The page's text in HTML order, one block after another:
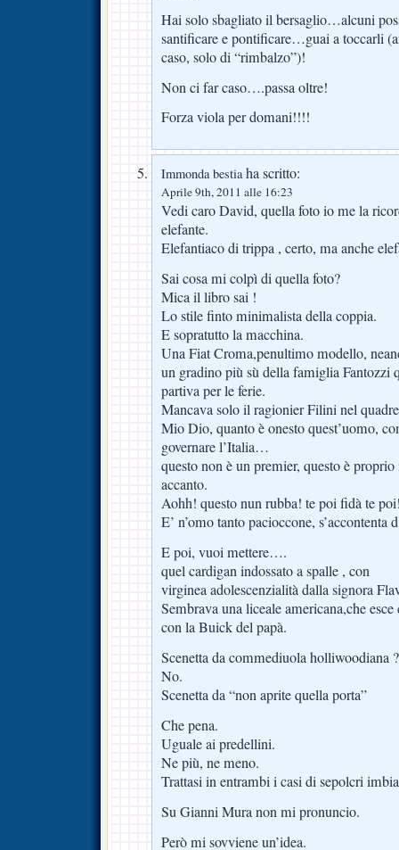
Hai solo sbagliato il bersaglio…alcuni
santificare e pontificare…guai a toccarli
caso, solo di “rimbalzo”)!
Non ci far caso….passa oltre!
Forza viola per domani!!!!
Immonda bestiaha scritto:
Aprile 9th, 2011 alle 16:23
Vedi caro David, quella foto io me la
elefante.
Elefantiaco di trippa , certo, ma anche
Sai cosa mi colpì di quella foto?
Mica il libro sai !
Lo stile finto minimalista della coppia.
E sopratutto la macchina.
Una Fiat Croma,penultimo modello,
un gradino più sù della famiglia Fantozzi
partiva per le ferie.
Mancava solo il ragionier Filini nel
Mio Dio, quanto è onesto quest’uomo,
governare l’Italia…
questo non è un premier, questo è
accanto.
Aohh! questo nun rubba! te poi fidà te
E’ n’omo tanto pacioccone, s’accontenta
E poi, vuoi mettere….
quel cardigan indossato a spalle , con
virginea adolescenzialità dalla signora
Sembrava una liceale americana,che
con la Buick del papà.
Scenetta da commediuola holliwoodiana ?
No.
Scenetta da “non aprite quella porta”
Che pena.
Uguale ai predellini.
Ne più, ne meno.
Trattasi in entrambi i casi di sepolcri
Su Gianni Mura non mi pronuncio.
Però mi sovviene un’idea.